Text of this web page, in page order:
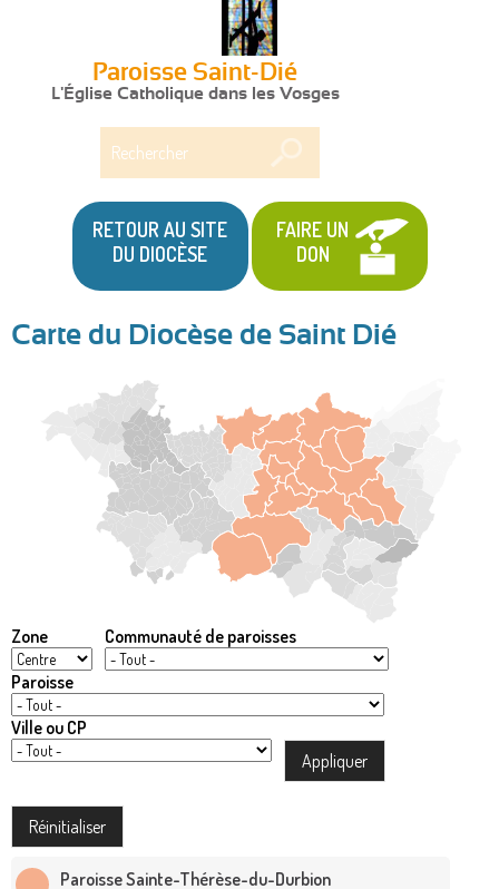
Paroisse Saint-Dié
L'Église Catholique dans les Vosges
RETOUR AU SITE
DU DIOCÈSE
FAIRE UN
DON
Carte du Diocèse de Saint Dié
Zone Communauté de paroisses
Paroisse
Ville ou CP
Paroisse Sainte-Thérèse-du-Durbion